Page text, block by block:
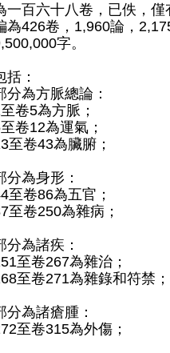
一百六十八卷，已佚，
為426卷，1,960論，
字。
括：
分為方脈總論：
卷5為方脈；
卷12為運氣；
卷43為臟腑；
分為身形：
卷86為五官；
卷250為雜病；
分為諸疾：
至卷267為雜治；
至卷271為雜錄和符禁；
分為諸瘡腫：
至卷315為外傷；